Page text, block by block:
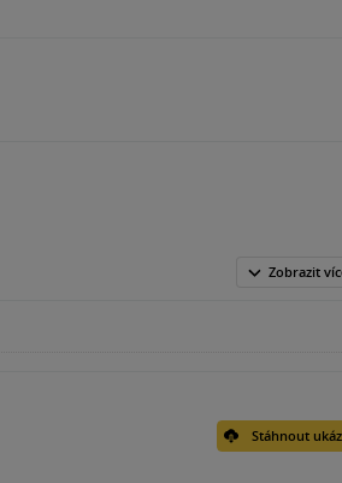
Zobrazit
Stáhnout